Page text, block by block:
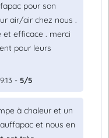
pour son
air/air chez nous .
et efficace . merci
pour leurs
- 5/5
à chaleur et un
et nous en